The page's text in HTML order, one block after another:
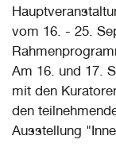
vom 16. - 25.
Am 16. und 17.
mit den
den
Ausstellung